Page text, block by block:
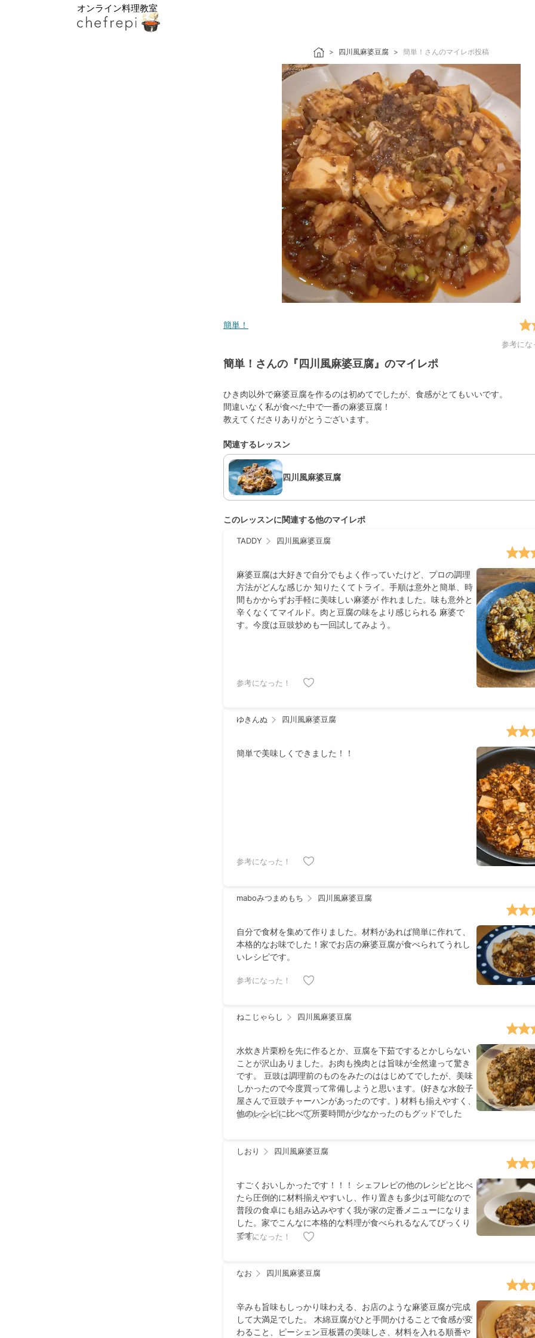
オンライン料理教室
四川風麻婆豆腐 簡単！さんのマイレポ投稿
簡単！
参考にな
簡単！さんの『四川風麻婆豆腐』のマイレポ
ひき肉以外で麻婆豆腐を作るのは初めてでしたが、食感がとてもいいです。
間違いなく私が食べた中で一番の麻婆豆腐！
教えてくださりありがとうございます。
関連するレッスン
四川風麻婆豆腐
このレッスンに関連する他のマイレポ
TADDY 四川風麻婆豆腐
麻婆豆腐は大好きで自分でもよく作っていたけど、プロの調理
方法がどんな感じか 知りたくてトライ。手順は意外と簡単、時
間もかからずお手軽に美味しい麻婆が 作れました。味も意外と
辛くなくてマイルド。肉と豆腐の味をより感じられる 麻婆で
す。今度は豆豉炒めも一回試してみよう。
参考になった！
ゆきんぬ 四川風麻婆豆腐
簡単で美味しくできました！！
参考になった！
maboみつまめもち 四川風麻婆豆腐
自分で食材を集めて作りました。材料があれば簡単に作れて、
本格的なお味でした！家でお店の麻婆豆腐が食べられてうれし
いレシピです。
参考になった！
ねこじゃらし 四川風麻婆豆腐
水炊き片栗粉を先に作るとか、豆腐を下茹でするとかしらない
ことが沢山ありました。お肉も挽肉とは旨味が全然違って驚き
です。 豆豉は調理前のものをみたのははじめてでしたが、美味
しかったので今度買って常備しようと思います。(好きな水餃子
屋さんで豆豉チャーハンがあったのです。) 材料も揃えやすく、
他のレシピに比べて所要時間が少なかったのもグッドでした
参考になった！
しおり 四川風麻婆豆腐
すごくおいしかったです！！！ シェフレピの他のレシピと比べ
たら圧倒的に材料揃えやすいし、作り置きも多少は可能なので
普段の食卓にも組み込みやすく我が家の定番メニューになりま
した。家でこんなに本格的な料理が食べられるなんてびっくり
です。
参考になった！
なお 四川風麻婆豆腐
辛みも旨味もしっかり味わえる、お店のような麻婆豆腐が完成
して大満足でした。 木綿豆腐がひと手間かけることで食感が変
わること、ピーシェン豆板醤の美味しさ、材料を入れる順番や